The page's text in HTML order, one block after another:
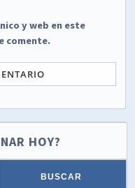
y web en este
comente.
HOY?